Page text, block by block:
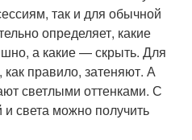
так и для обычной
определяет, какие
а какие — скрыть. Для
правило, затеняют. А
светлыми оттенками. С
света можно получить